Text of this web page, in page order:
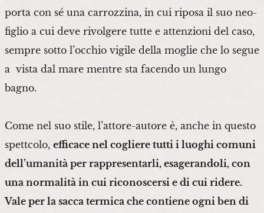
porta con sé una carrozzina, in cui riposa il suo neo-
figlio a cui deve rivolgere tutte e attenzioni del caso,
sempre sotto l’occhio vigile della moglie che lo segue
a vista dal mare mentre sta facendo un lungo
bagno.
Come nel suo stile, l’attore-autore è, anche in questo
spettcolo, efficace nel cogliere tutti i luoghi comuni
dell’umanità per rappresentarli, esagerandoli, con
una normalità in cui riconoscersi e di cui ridere.
Vale per la sacca termica che contiene ogni ben di